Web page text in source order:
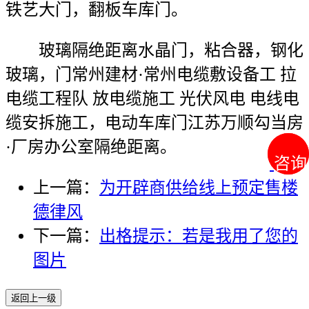
咨询
咨询
铁艺大门，翻板车库门。
玻璃隔绝距离水晶门，粘合器，钢化
玻璃，门常州建材·常州电缆敷设备工 拉
电缆工程队 放电缆施工 光伏风电 电线电
缆安拆施工，电动车库门江苏万顺勾当房
·厂房办公室隔绝距离。
上一篇： 为开辟商供给线上预定售楼
德律风
下一篇： 出格提示：若是我用了您的
图片
返回上一级